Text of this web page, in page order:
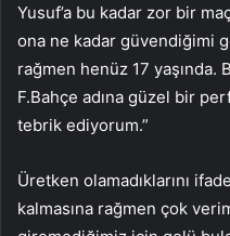
Yusuf’a bu kadar zor bir
ona ne kadar güvendiğimi
rağmen henüz 17 yaşında.
F.Bahçe adına güzel bir
tebrik ediyorum.”
Üretken olamadıklarını
kalmasına rağmen çok